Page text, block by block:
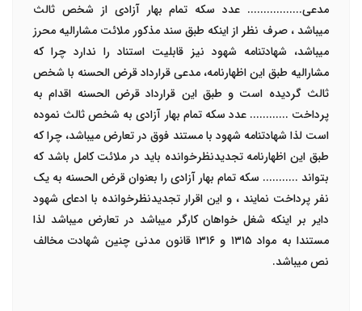
مدعی................. عدد سکه تمام بهار آزادی از شخص ثالث
میباشد ، صرف نظر از اینکه طبق سند مذکور ملائت مشارالیه محرز
میباشد، شهادتنامه شهود نیز قابلیت استناد را ندارد چرا که
مشارالیه طبق این اظهارنامه، مدعی قرارداد قرض الحسنه با شخص
ثالث گردیده است و طبق این قرارداد قرض الحسنه اقدام به
پرداخت ............ عدد سکه تمام بهار آزادی به شخص ثالث نموده
است لذا شهادتنامه شهود با مستند فوق در تعارض میباشد، چرا که
طبق این اظهارنامه تجدیدنظرخوانده باید در ملائت کامل باشد که
بتواند ........... سکه تمام بهار آزادی را بعنوان قرض الحسنه به یک
نفر پرداخت نمایند ، و این اقرار تجدیدنظرخوانده با ادعای شهود
دایر بر اینکه شغل خواهان کارگر میباشد در تعارض میباشد لذا
مستندا به مواد ١٣١ ۵ و ١٣١ ۶
قانون مدنی چنین شهادت مخالف
نص میباشد.